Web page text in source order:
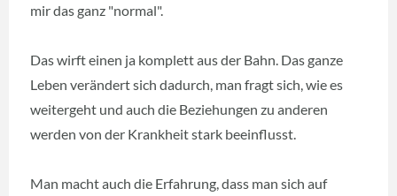
mir das ganz "normal".
Das wirft einen ja komplett aus der Bahn. Das ganze
Leben verändert sich dadurch, man fragt sich, wie es
weitergeht und auch die Beziehungen zu anderen
werden von der Krankheit stark beeinflusst.
Man macht auch die Erfahrung, dass man sich auf